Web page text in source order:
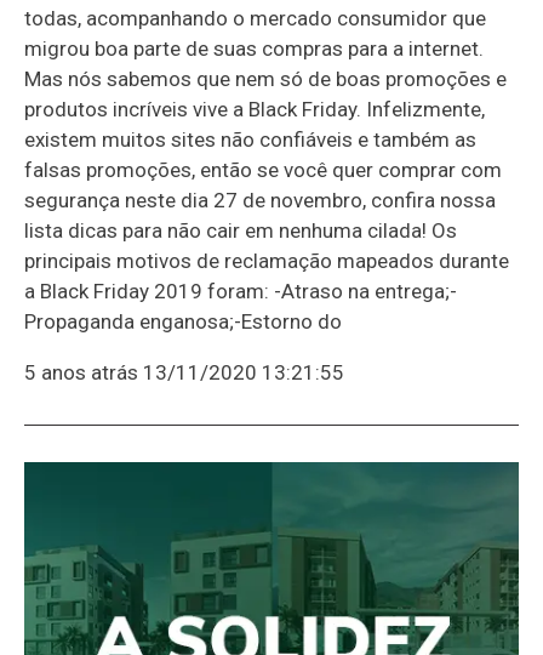
todas, acompanhando o mercado consumidor que
migrou boa parte de suas compras para a internet.
Mas nós sabemos que nem só de boas promoções e
produtos incríveis vive a Black Friday. Infelizmente,
existem muitos sites não confiáveis e também as
falsas promoções, então se você quer comprar com
segurança neste dia 27 de novembro, confira nossa
lista dicas para não cair em nenhuma cilada! Os
principais motivos de reclamação mapeados durante
a Black Friday 2019 foram: -Atraso na entrega;-
Propaganda enganosa;-Estorno do
5 anos atrás 13/11/2020 13:21:55